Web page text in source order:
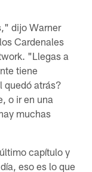
dijo Warner
Cardenales
"Llegas a
tiene
quedó atrás?
o ir en una
muchas
capítulo y
eso es lo que